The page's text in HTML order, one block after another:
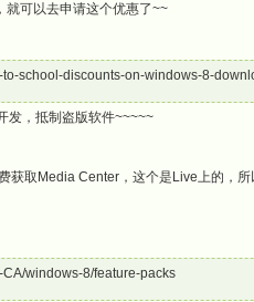
可以去申请这个优惠了~~
school-discounts-on-windows-8-
发，抵制盗版软件~~~~~
获取Media Center，这个是Live上的，
windows-8/feature-packs